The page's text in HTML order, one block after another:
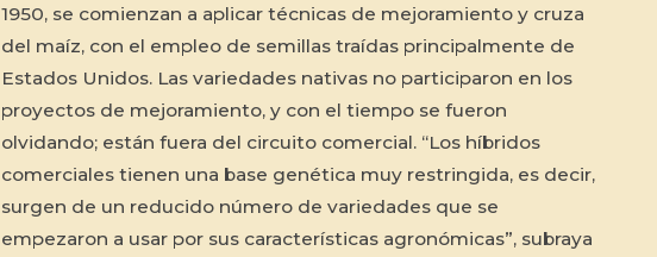
1950, se comienzan a aplicar técnicas de mejoramiento y cruza
del maíz, con el empleo de semillas traídas principalmente de
Estados Unidos. Las variedades nativas no participaron en los
proyectos de mejoramiento, y con el tiempo se fueron
olvidando; están fuera del circuito comercial. “Los híbridos
comerciales tienen una base genética muy restringida, es decir,
surgen de un reducido número de variedades que se
empezaron a usar por sus características agronómicas”, subraya